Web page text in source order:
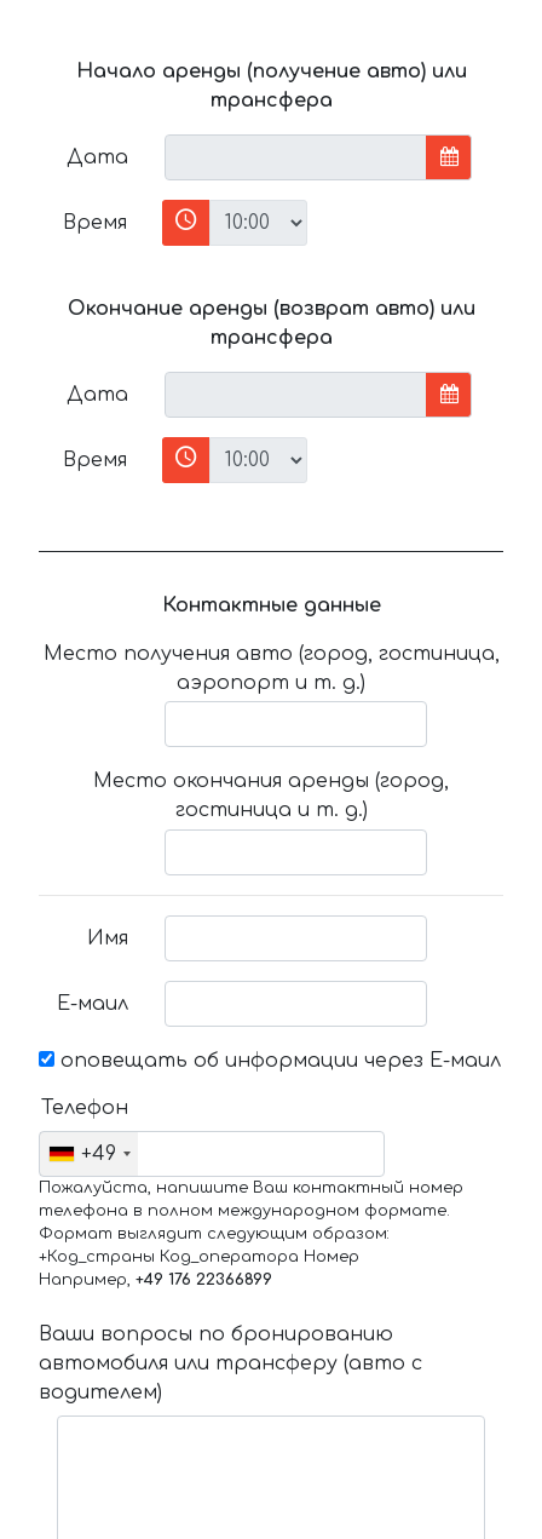
Начало аренды (получение авто) или
трансфера
Дата
Время
Окончание аренды (возврат авто) или
трансфера
Дата
Время
Контактные данные
Место получения авто (город, гостиница,
аэропорт и т. д.)
Место окончания аренды (город,
гостиница и т. д.)
Имя
Е-маил
оповещать об информации через Е-маил
Телефон
+49
Пожалуйста, напишите Ваш контактный номер
телефона в полном международном формате.
Формат выглядит следующим образом:
+Код_страны Код_оператора Номер
Например, +49 176 22366899
Ваши вопросы по бронированию
автомобиля или трансферу (авто с
водителем)